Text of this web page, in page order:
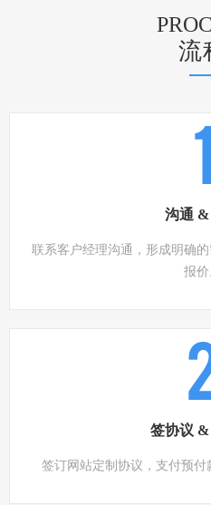
流
沟通 &
联系客户经理沟通，形成明确
报价
签协议
签订网站定制协议，支付预付